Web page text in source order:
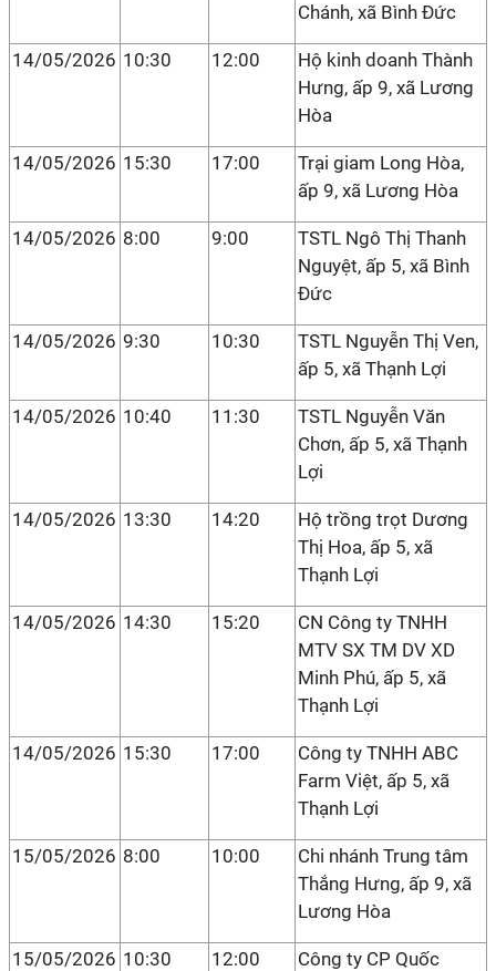
Chánh, xã Bình Đức
14/05/2026 10:30 12:00
Hộ kinh doanh Thành
Hưng, ấp 9, xã Lương
Hòa
14/05/2026 15:30 17:00
Trại giam Long Hòa,
ấp 9, xã Lương Hòa
14/05/2026 8:00 9:00
TSTL Ngô Thị Thanh
Nguyệt, ấp 5, xã Bình
Đức
14/05/2026 9:30 10:30
TSTL Nguyễn Thị Ven,
ấp 5, xã Thạnh Lợi
14/05/2026 10:40 11:30
TSTL Nguyễn Văn
Chơn, ấp 5, xã Thạnh
Lợi
14/05/2026 13:30 14:20
Hộ trồng trọt Dương
Thị Hoa, ấp 5, xã
Thạnh Lợi
14/05/2026 14:30 15:20
CN Công ty TNHH
MTV SX TM DV XD
Minh Phú, ấp 5, xã
Thạnh Lợi
14/05/2026 15:30 17:00
Công ty TNHH ABC
Farm Việt, ấp 5, xã
Thạnh Lợi
15/05/2026 8:00 10:00
Chi nhánh Trung tâm
Thắng Hưng, ấp 9, xã
Lương Hòa
15/05/2026 10:30 12:00
Công ty CP Quốc